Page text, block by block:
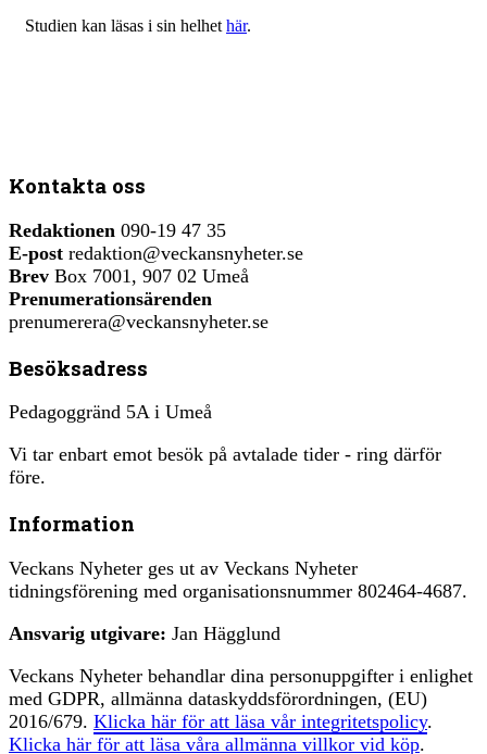
Studien kan läsas i sin helhet här.
Kontakta oss
Redaktionen 090-19 47 35
E-post redaktion@veckansnyheter.se
Brev Box 7001, 907 02 Umeå
Prenumerationsärenden
prenumerera@veckansnyheter.se
Besöksadress
Pedagoggränd 5A i Umeå
Vi tar enbart emot besök på avtalade tider - ring därför
före.
Information
Veckans Nyheter ges ut av Veckans Nyheter
tidningsförening med organisationsnummer 802464-4687.
Ansvarig utgivare: Jan Hägglund
Veckans Nyheter behandlar dina personuppgifter i enlighet
med GDPR, allmänna dataskyddsförordningen, (EU)
2016/679. Klicka här för att läsa vår integritetspolicy.
Klicka här för att läsa våra allmänna villkor vid köp.